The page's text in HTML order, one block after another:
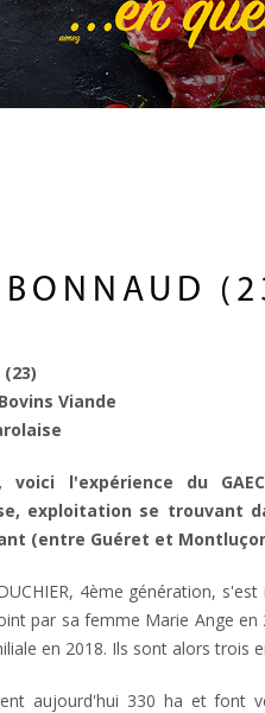
BONNAUD
Viande
voici l'expérience du
exploitation se trouvant
(entre Guéret et
4ème génération,
par sa femme Marie Ange
en 2018. Ils sont alors trois
aujourd'hui 330 ha et font